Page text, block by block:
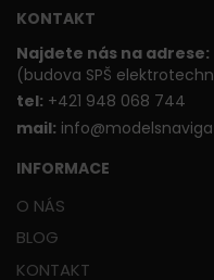
KONTAKT
Najdete nás na adrese:
(budova SPŠ
tel: +421 948 068 744
mail:
INFORMACE
O NÁS
BLOG
KONTAKT